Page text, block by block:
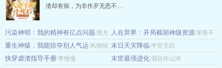
渣却有病，为非作歹无恶不…
污染神明：我的精神有亿点问题/墨月
白星
人在异界：开局截胡神级资源/笨熊不
发疯
重生神猿，我能掠夺别人气运/风很纯 末日天灾降临/半世无归
快穿虐渣指导手册/李慢慢 末世最强进化/眉目作山河